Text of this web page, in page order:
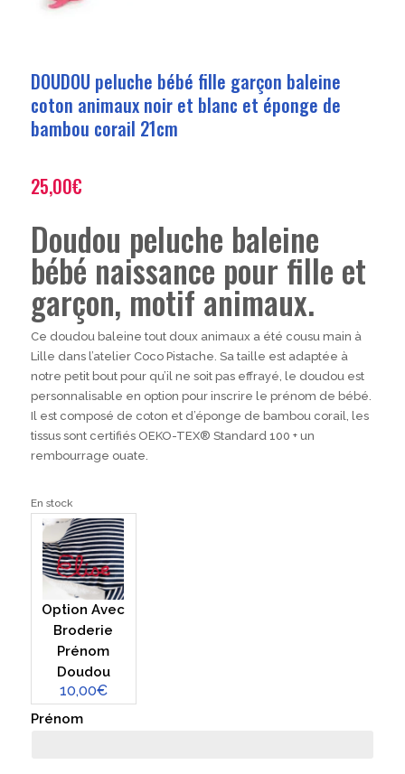
DOUDOU peluche bébé fille garçon baleine
coton animaux noir et blanc et éponge de
bambou corail 21cm
25,00€
Doudou peluche baleine
bébé naissance pour fille et
garçon, motif animaux.
Ce doudou baleine tout doux animaux a été cousu main à
Lille dans l’atelier Coco Pistache. Sa taille est adaptée à
notre petit bout pour qu’il ne soit pas effrayé, le doudou est
personnalisable en option pour inscrire le prénom de bébé.
Il est composé de coton et d’éponge de bambou corail, les
tissus sont certifiés OEKO-TEX® Standard 100 + un
rembourrage ouate.
En stock
Option Avec
Broderie
Prénom
Doudou
10,00€
Prénom